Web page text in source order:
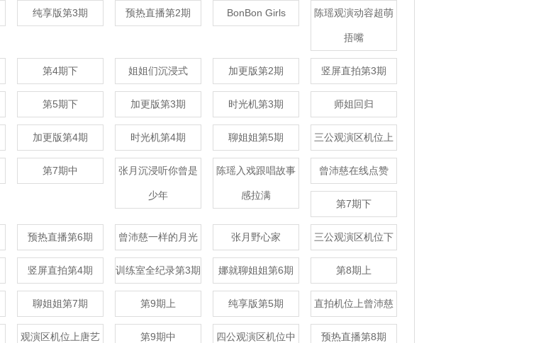
纯享版第3期 预热直播第2期 BonBon Girls 陈瑶观演动容超萌
捂嘴
第4期下 姐姐们沉浸式 加更版第2期 竖屏直拍第3期
第5期下 加更版第3期 时光机第3期 师姐回归
加更版第4期 时光机第4期 聊姐姐第5期 三公观演区机位上
第7期中 张月沉浸听你曾是
少年
陈瑶入戏跟唱故事
感拉满
曾沛慈在线点赞
第7期下
预热直播第6期 曾沛慈一样的月光 张月野心家 三公观演区机位下
竖屏直拍第4期 训练室全纪录第3期 娜就聊姐姐第6期 第8期上
聊姐姐第7期 第9期上 纯享版第5期 直拍机位上曾沛慈
观演区机位上唐艺 第9期中 四公观演区机位中 预热直播第8期